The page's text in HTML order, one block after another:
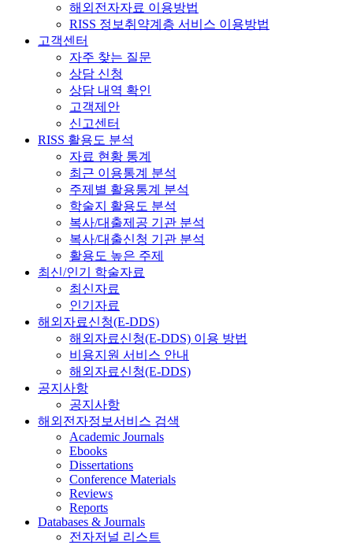
해외전자자료 이용방법
RISS 정보취약계층 서비스 이용방법
고객센터
자주 찾는 질문
상담 신청
상담 내역 확인
고객제안
신고센터
RISS 활용도 분석
자료 현황 통계
최근 이용통계 분석
주제별 활용통계 분석
학술지 활용도 분석
복사/대출제공 기관 분석
복사/대출신청 기관 분석
활용도 높은 주제
최신/인기 학술자료
최신자료
인기자료
해외자료신청(E-DDS)
해외자료신청(E-DDS) 이용 방법
비용지원 서비스 안내
해외자료신청(E-DDS)
공지사항
공지사항
해외전자정보서비스 검색
Academic Journals
Ebooks
Dissertations
Conference Materials
Reviews
Reports
Databases & Journals
전자저널 리스트